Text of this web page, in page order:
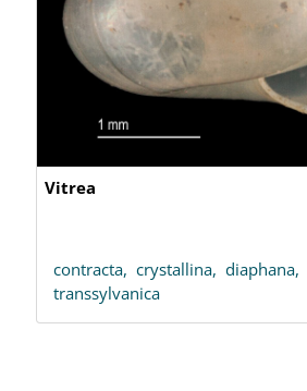
Vitrea
contracta, crystallina, diaphana,
transsylvanica